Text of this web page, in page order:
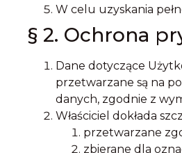
W celu uzyskania
§ 2. Ochrona
Dane dotyczące
przetwarzane są na
danych, zgodnie z
Właściciel dokłada
przetwarzane
zbierane dla